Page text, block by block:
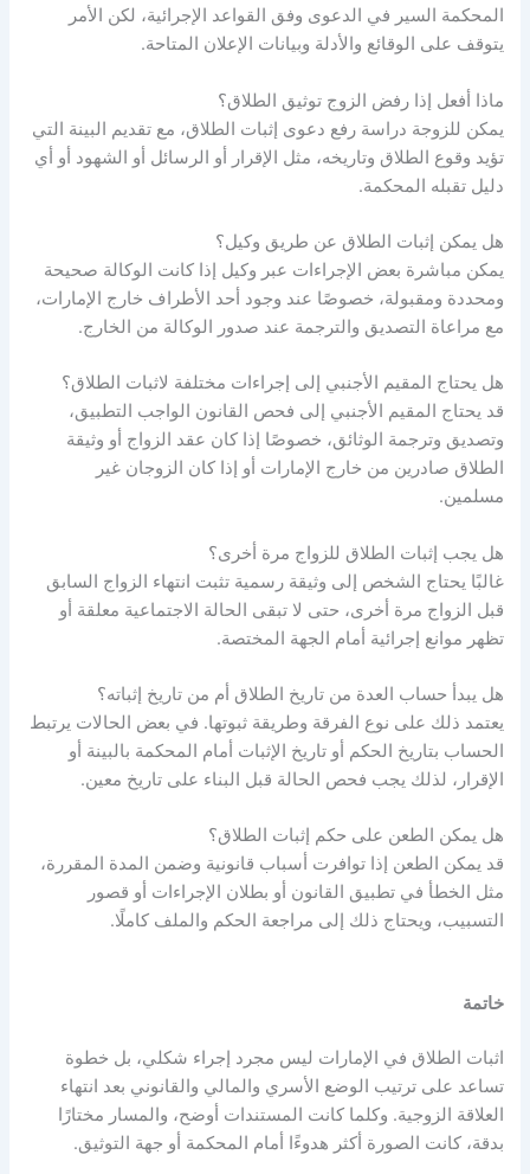
المحكمة السير في الدعوى وفق القواعد الإجرائية، لكن الأمر
يتوقف على الوقائع والأدلة وبيانات الإعلان المتاحة.
ماذا أفعل إذا رفض الزوج توثيق الطلاق؟
يمكن للزوجة دراسة رفع دعوى إثبات الطلاق، مع تقديم البينة التي
تؤيد وقوع الطلاق وتاريخه، مثل الإقرار أو الرسائل أو الشهود أو أي
دليل تقبله المحكمة.
هل يمكن إثبات الطلاق عن طريق وكيل؟
يمكن مباشرة بعض الإجراءات عبر وكيل إذا كانت الوكالة صحيحة
ومحددة ومقبولة، خصوصًا عند وجود أحد الأطراف خارج الإمارات،
مع مراعاة التصديق والترجمة عند صدور الوكالة من الخارج.
هل يحتاج المقيم الأجنبي إلى إجراءات مختلفة لاثبات الطلاق؟
قد يحتاج المقيم الأجنبي إلى فحص القانون الواجب التطبيق،
وتصديق وترجمة الوثائق، خصوصًا إذا كان عقد الزواج أو وثيقة
الطلاق صادرين من خارج الإمارات أو إذا كان الزوجان غير
مسلمين.
هل يجب إثبات الطلاق للزواج مرة أخرى؟
غالبًا يحتاج الشخص إلى وثيقة رسمية تثبت انتهاء الزواج السابق
قبل الزواج مرة أخرى، حتى لا تبقى الحالة الاجتماعية معلقة أو
تظهر موانع إجرائية أمام الجهة المختصة.
هل يبدأ حساب العدة من تاريخ الطلاق أم من تاريخ إثباته؟
يعتمد ذلك على نوع الفرقة وطريقة ثبوتها. في بعض الحالات يرتبط
الحساب بتاريخ الحكم أو تاريخ الإثبات أمام المحكمة بالبينة أو
الإقرار، لذلك يجب فحص الحالة قبل البناء على تاريخ معين.
هل يمكن الطعن على حكم إثبات الطلاق؟
قد يمكن الطعن إذا توافرت أسباب قانونية وضمن المدة المقررة،
مثل الخطأ في تطبيق القانون أو بطلان الإجراءات أو قصور
التسبيب، ويحتاج ذلك إلى مراجعة الحكم والملف كاملًا.
خاتمة
اثبات الطلاق في الإمارات ليس مجرد إجراء شكلي، بل خطوة
تساعد على ترتيب الوضع الأسري والمالي والقانوني بعد انتهاء
العلاقة الزوجية. وكلما كانت المستندات أوضح، والمسار مختارًا
بدقة، كانت الصورة أكثر هدوءًا أمام المحكمة أو جهة التوثيق.